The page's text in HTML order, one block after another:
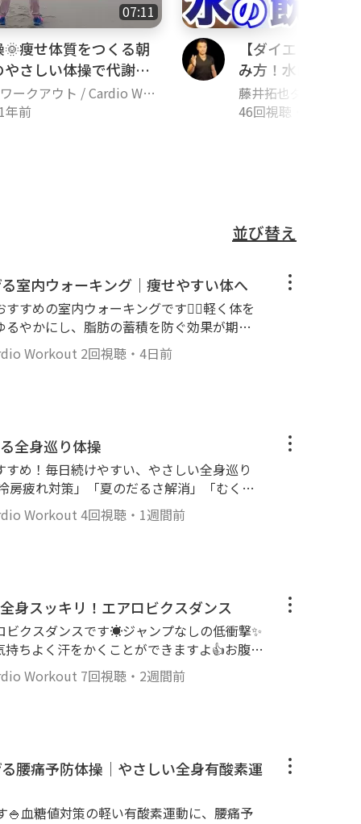
07:11
痩せ体質をつくる朝
さしい体操で代謝を
ークアウト / Cardio Wor
1年前
【ダイエット】
み方！水は本当に
るために必要な水
藤井拓也ダイエット
46回視聴
並び替え
室内ウォーキング｜痩せやすい体へ
すめの室内ウォーキングです🚶‍♀️軽く体を
やかにし、脂肪の蓄積を防ぐ効果が期待
歩くだけをベースに腕の動きも加えた全
力に自信がない方でも安心して行えます。
度★☆☆ - 時間 : 10分 - BPM : 120 🍀
康状態が良好なときにご利用ください ▸
らない環境で行いましょう ▸ 適宜、水分
和感を感じたら、無理せず運動を中断し
Workout 2回視聴 ・ 4日前
全身巡り体操
め！毎日続けやすい、やさしい全身巡り
房疲れ対策」「夏のだるさ解消」「むくみ
チャージ」 の5つのテーマに沿って、全身
✨ 肩や背中のこわばりをほぐしながら、
リフレッシュ、食後の運動にもぜひご活
体を整えながら、夏を元気に過ごせる体
ください♡ 【動画の詳細】 -
なし) - 強度★☆☆ - 難度★☆☆ - 時間 : 8
いて、当方は責任を負いかねます。ご心配な
することをお勧めします。安全第一で取り
Workout 4回視聴 ・ 1週間前
スッキリ！エアロビクスダンス
ビクスダンスです☀️ジャンプなしの低衝撃✨
ちよく汗をかくことができますよ👍お腹・
なる部分をバランスよく動かし、全身をス
自宅で楽しく動きながら脂肪を燃やし、
ご利用ください ▸ 動ける場所を確保し、
ょう ▸ 適宜、水分補給を行いましょう ▸
を中断してください 🍀免責事項
わせて無理のない範囲で行ってください。
Workout 7回視聴 ・ 2週間前
腰痛予防体操｜やさしい全身有酸素運
🍚血糖値対策の軽い有酸素運動に、腰痛予